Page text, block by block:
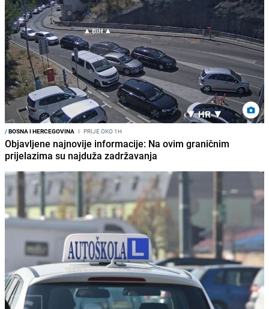
/BOSNA I HERCEGOVINA I PRIJE OKO 1H
Objavljene najnovije informacije: Na ovim graničnim
prijelazima su najduža zadržavanja